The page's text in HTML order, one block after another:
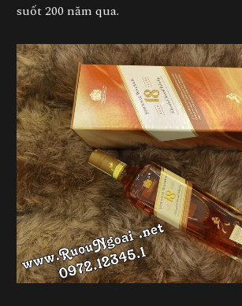
suốt 200 năm qua.